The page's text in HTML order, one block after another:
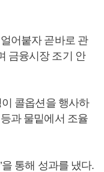
어붙자 곧바로 관
금융시장 조기 안
이 콜옵션을 행사하
과 물밑에서 조율
을 통해 성과를 냈다.